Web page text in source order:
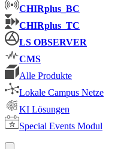
CHIRplus_BC
CHIRplus_TC
LS OBSERVER
CMS
Alle Produkte
Lokale Campus Netze
KI Lösungen
Special Events Modul